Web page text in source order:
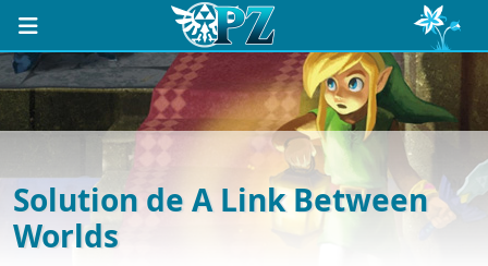
Solution de A Link Between
Worlds